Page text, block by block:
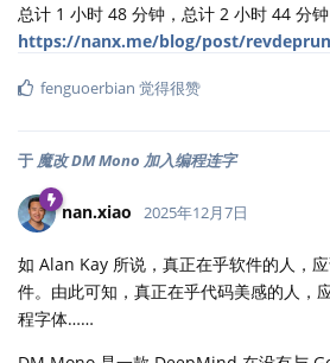
总计 1 小时 48 分钟，总计 2 小时 44 分钟
https://nanx.me/blog/post/
fenguoerbian 觉得很赞
于 魔改 DM Mono 加入编程连字
nan.xiao 2025年12月7日
如 Alan Kay 所说，真正在乎软件的人，
件。由此可知，真正在乎代码美感的人，
程字体……